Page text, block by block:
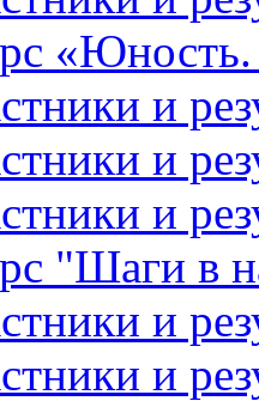
«Юность.
и
и
и
"Шаги в
и
и